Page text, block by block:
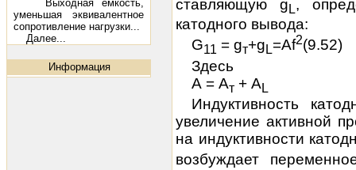
Выходная емкость,
уменьшая эквивалентное
сопротивление на­грузки...
Далее...
Информация
ставляющую g L,
катодного вывода:
G11 = gт+gL=Аf2(9.52)
Здесь
А = Ат + А L
Индуктивность
увеличение активной
на индуктивности
возбуждает